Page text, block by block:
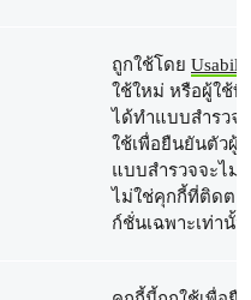
ถูกใช้โดย Usabilla
ใช้ใหม่ หรือผู้ใช้ที่
ได้ทำแบบสำรวจ
ใช้เพื่อยืนยันตัวผู้
แบบสำรวจจะไม่
ไม่ใช่คุกกี้ที่ติดตา
ก์ชั่นเฉพาะเท่านั้น